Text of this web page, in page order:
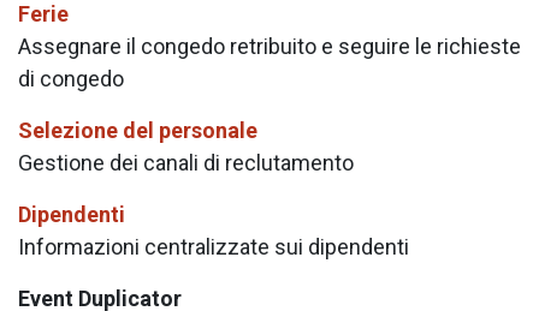
Ferie
Assegnare il congedo retribuito e seguire le richieste
di congedo
Selezione del personale
Gestione dei canali di reclutamento
Dipendenti
Informazioni centralizzate sui dipendenti
Event Duplicator